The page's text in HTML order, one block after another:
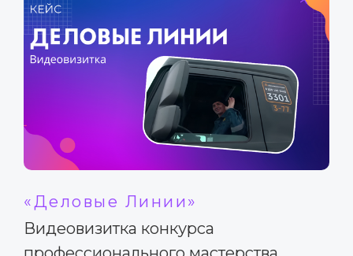
«Деловые Линии»
Видеовизитка конкурса